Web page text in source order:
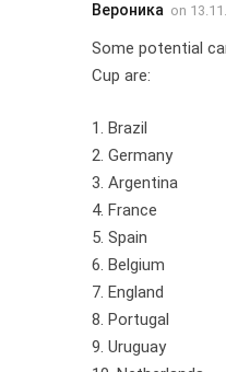
Вероника on
Some potential
Cup are:
1. Brazil
2. Germany
3. Argentina
4. France
5. Spain
6. Belgium
7. England
8. Portugal
9. Uruguay